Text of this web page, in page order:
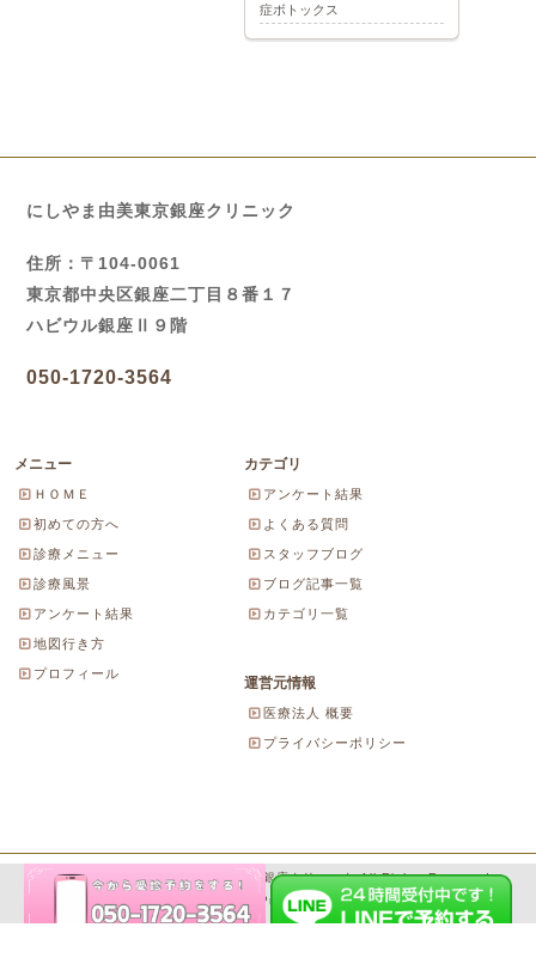
症ボトックス
にしやま由美東京銀座クリニック
住所：〒104-0061
東京都中央区銀座二丁目８番１７
ハビウル銀座Ⅱ９階
050-1720-3564
メニュー
ＨＯＭＥ
初めての方へ
診療メニュー
診療風景
アンケート結果
地図行き方
プロフィール
カテゴリ
アンケート結果
よくある質問
スタッフブログ
ブログ記事一覧
カテゴリ一覧
運営元情報
医療法人 概要
プライバシーポリシー
Copyright© 2026 にしやま由美東京銀座クリニック All Rights Reserved.
Powered by WordPress & SeitaiMeijin